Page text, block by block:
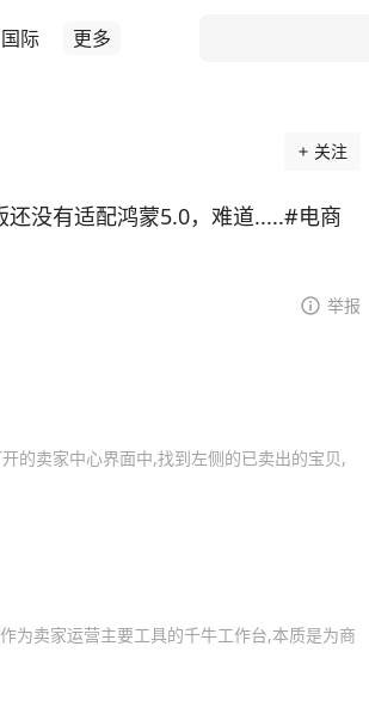
国际 更多
关注
没有适配鸿蒙5.0，难道.....#电商
举报
的卖家中心界面中,找到左侧的已卖出的宝贝,
为卖家运营主要工具的千牛工作台,本质是为商